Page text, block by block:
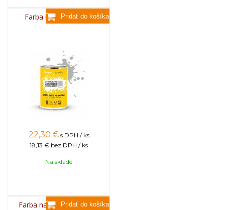
Farba na úle 1l - SIVÁ
22,30 € s DPH / ks
18,13 € bez DPH / ks
Na sklade
Farba na úle 1l - ZELENÁ